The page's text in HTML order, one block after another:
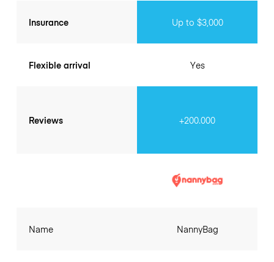
Insurance
Flexible arrival
Reviews
Up to $3,000
Yes
+200.000
Name NannyBag